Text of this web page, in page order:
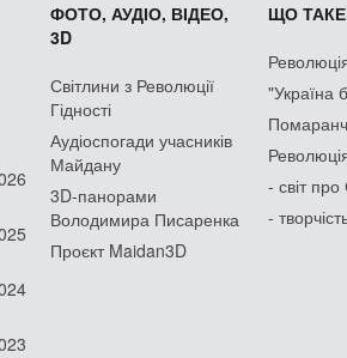
ФОТО, АУДІО, ВІДЕО,
3D
Світлини з Революції
Гідності
Аудіоспогади учасників
Майдану
3D-панорами
Володимира Писаренка
Проєкт Maidan3D
ЩО
"Україна
- світ
-